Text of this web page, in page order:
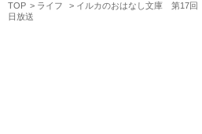
TOP ライフ
イルカのおはなし文庫 第17回
日放送